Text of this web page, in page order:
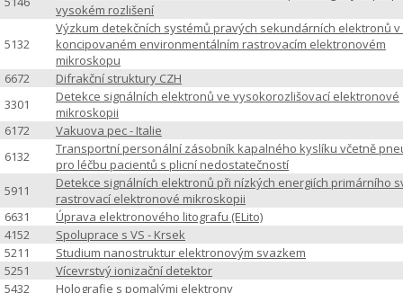
vysokém rozlišení
5132
Výzkum detekčních systémů pravých sekundárních elektronů v
koncipovaném environmentálním rastrovacím elektronovém
mikroskopu
6672
Difrakční struktury CZH
3301
Detekce signálních elektronů ve vysokorozlišovací elektronové
mikroskopii
6172
Vakuova pec - Italie
6132
Transportní personální zásobník kapalného kyslíku včetně
pro léčbu pacientů s plicní nedostatečností
5911
Detekce signálních elektronů při nízkých energiích primárního
rastrovací elektronové mikroskopii
6631
Úprava elektronového litografu (ELito)
4152
Spoluprace s VS - Krsek
5211
Studium nanostruktur elektronovým svazkem
5251
Vícevrstvý ionizační detektor
5432
Holografie s pomalými elektrony